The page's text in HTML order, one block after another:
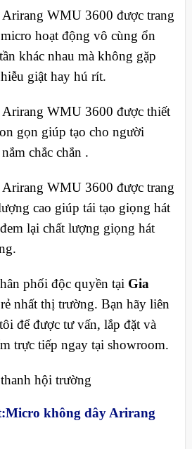
WMU 3600 được trang
hoạt động vô cùng ổn
khác nhau mà không gặp
giật hay hú rít.
WMU 3600 được thiết
gọn giúp tạo cho người
chắc chắn .
WMU 3600 được trang
cao giúp tái tạo giọng hát
lại chất lượng giọng hát
phối độc quyền tại Gia
nhất thị trường. Bạn hãy liên
để được tư vấn, lắp đặt và
trực tiếp ngay tại showroom.
hội trường
Micro không dây Arirang